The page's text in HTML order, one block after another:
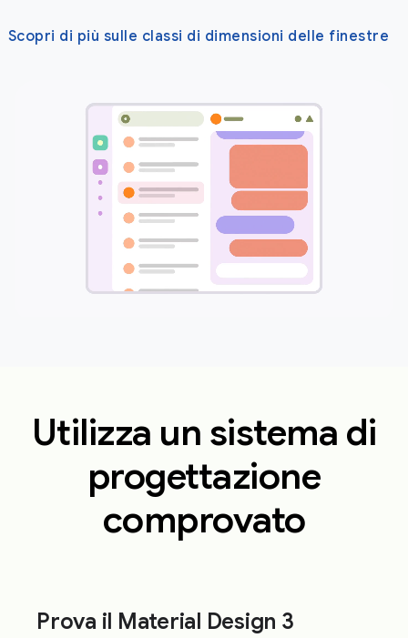
Scopri di più sulle classi di dimensioni delle finestre
Utilizza un sistema di
progettazione
comprovato
Prova il Material Design 3